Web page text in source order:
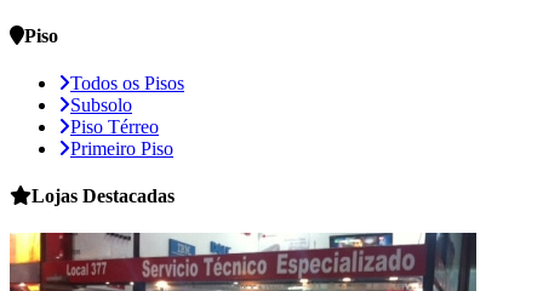
Piso
Todos os Pisos
Subsolo
Piso Térreo
Primeiro Piso
Lojas Destacadas